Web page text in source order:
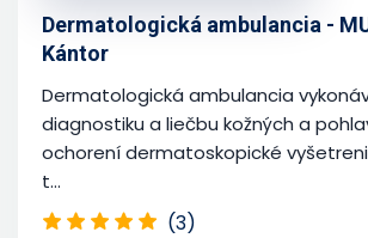
Dermatologická ambulancia -
Kántor
Dermatologická ambulancia
diagnostiku a liečbu kožných a
ochorení dermatoskopické
t...
(3)